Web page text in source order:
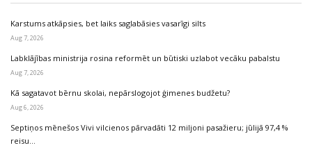
Karstums atkāpsies, bet laiks saglabāsies vasarīgi silts
Aug 7, 2026
Labklājības ministrija rosina reformēt un būtiski uzlabot vecāku pabalstu
Aug 7, 2026
Kā sagatavot bērnu skolai, nepārslogojot ģimenes budžetu?
Aug 6, 2026
Septiņos mēnešos Vivi vilcienos pārvadāti 12 miljoni pasažieru; jūlijā 97,4 %
reisu…